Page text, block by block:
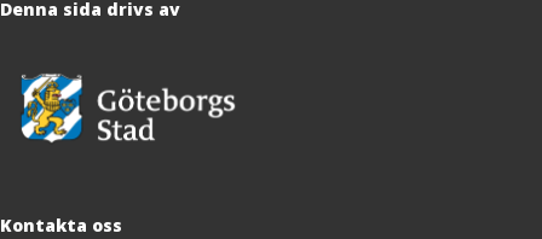
Denna sida drivs av
Kontakta oss